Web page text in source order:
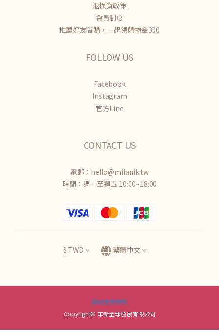
退換貨政策
會員制度
推薦好友首購，一起領購物金300
FOLLOW US
Facebook
Instagram
官方Line
CONTACT US
電郵：hello@milanik.tw
時間：週一至週五 10:00~18:00
$ TWD 繁體中文
網站使用條款
Copyright© 華新全球發展有限公司